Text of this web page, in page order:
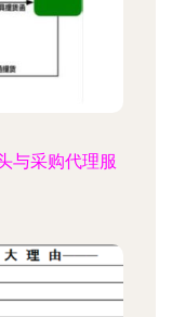
与采购代理服